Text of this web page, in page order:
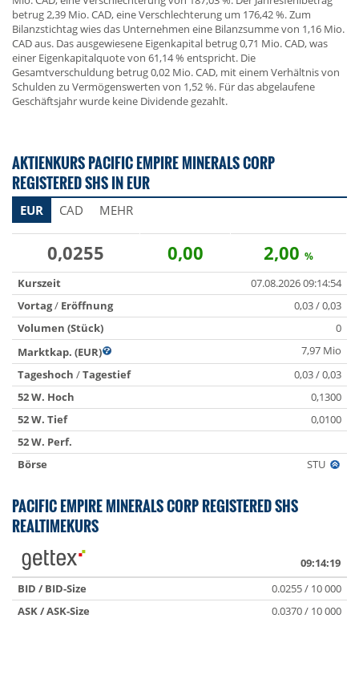
betrug 2,39 Mio. CAD, eine Verschlechterung um 176,42 %. Zum
Bilanzstichtag wies das Unternehmen eine Bilanzsumme von 1,16 Mio.
CAD aus. Das ausgewiesene Eigenkapital betrug 0,71 Mio. CAD, was
einer Eigenkapitalquote von 61,14 % entspricht. Die
Gesamtverschuldung betrug 0,02 Mio. CAD, mit einem Verhältnis von
Schulden zu Vermögenswerten von 1,52 %. Für das abgelaufene
Geschäftsjahr wurde keine Dividende gezahlt.
AKTIENKURS PACIFIC EMPIRE MINERALS CORP
REGISTERED SHS IN EUR
EUR CAD MEHR
0,0255 0,00 2,00 %
Kurszeit
07.08.2026 09:14:54
Vortag/ Eröffnung
0,03 / 0,03
Volumen (Stück)
0
Marktkap. (EUR)
7,97 Mio
Tageshoch /Tagestief
0,03 / 0,03
52 W. Hoch
0,1300
52 W. Tief
0,0100
52 W. Perf.
Börse
STU
PACIFIC EMPIRE MINERALS CORP REGISTERED SHS
REALTIMEKURS
09:14:19
BID / BID-Size
0.0255 / 10 000
ASK / ASK-Size
0.0370 / 10 000